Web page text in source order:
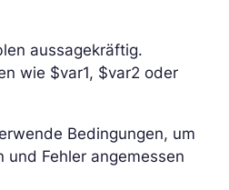
aussagekräftig.
wie $var1, $var2 oder
Bedingungen, um
und Fehler angemessen